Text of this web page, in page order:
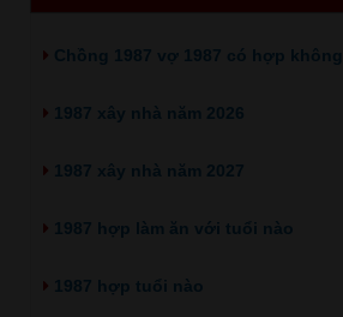
Chồng 1987 vợ 1987 có hợp không
1987 xây nhà năm 2026
1987 xây nhà năm 2027
1987 hợp làm ăn với tuổi nào
1987 hợp tuổi nào